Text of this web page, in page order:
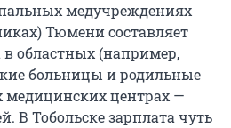
медучреждениях
Тюмени составляет
в областных (например,
больницы и родильные
медицинских центрах —
В Тобольске зарплата чуть